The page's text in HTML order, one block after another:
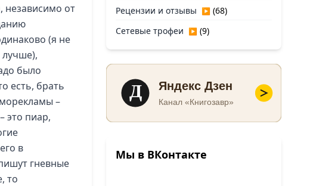
независимо от
(я не
было
есть, брать
–
это пиар,
в
гневные
то
Рецензии и отзывы ▶ (68)
Сетевые трофеи ▶ (9)
Д Яндекс Дзен
Канал «Книгозавр»
Мы в ВКонтакте